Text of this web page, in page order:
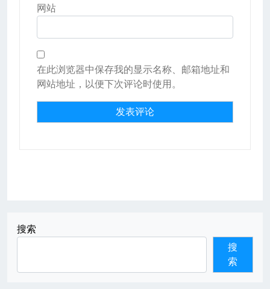
网站
在此浏览器中保存我的显示名称、邮箱地址和
网站地址，以便下次评论时使用。
搜索
搜
索